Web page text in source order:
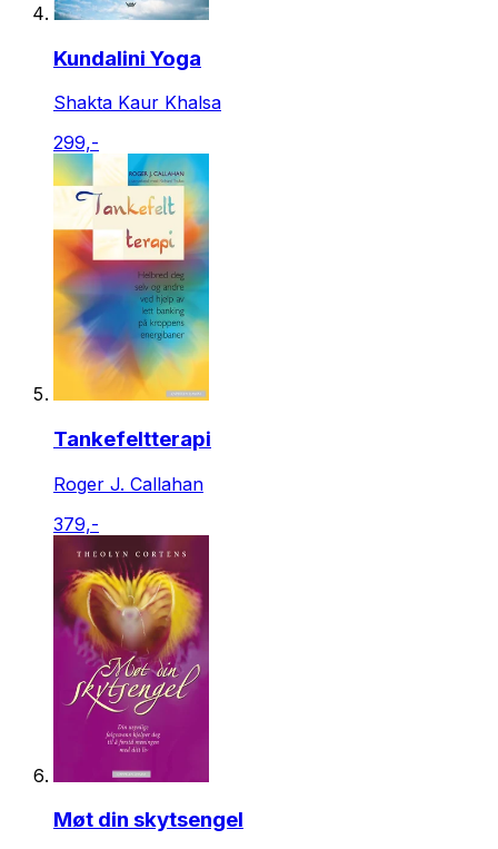
Kundalini Yoga
Shakta Kaur Khalsa
299,-
Tankefeltterapi
Roger J. Callahan
379,-
Møt din skytsengel